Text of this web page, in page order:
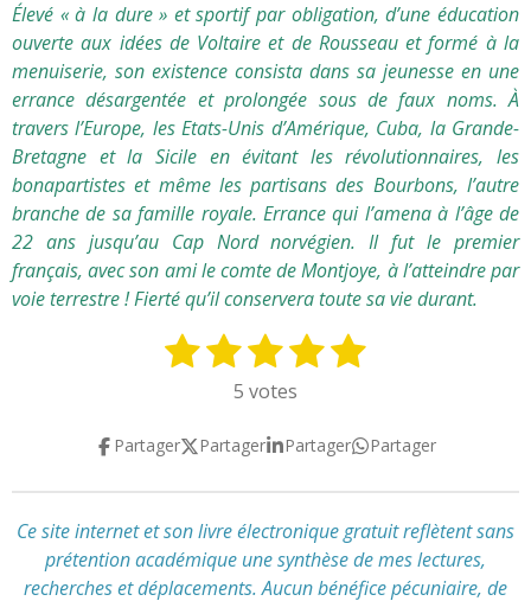
Élevé « à la dure » et sportif par obligation, d’une éducation
ouverte aux idées de Voltaire et de Rousseau et formé à la
menuiserie, son existence consista dans sa jeunesse en une
errance désargentée et prolongée sous de faux noms. À
travers l’Europe, les Etats-Unis d’Amérique, Cuba, la Grande-
Bretagne et la Sicile en évitant les révolutionnaires, les
bonapartistes et même les partisans des Bourbons, l’autre
branche de sa famille royale. Errance qui l’amena à l’âge de
22 ans jusqu’au Cap Nord norvégien. Il fut le premier
français, avec son ami le comte de Montjoye, à l’atteindre par
voie terrestre ! Fierté qu’il conservera toute sa vie durant.
a
1
o
i
l
e
2
o
i
l
e
3
é
o
i
l
e
4
é
o
i
l
e
5
o
i
l
e
y
r
l
'
é
5 votes
Partager Partager Partager Partager
Ce site internet et son livre électronique gratuit reflètentsans
prétention académique une synthèse de mes lectures,
recherches et déplacements.Aucun bénéfice pécuniaire, de